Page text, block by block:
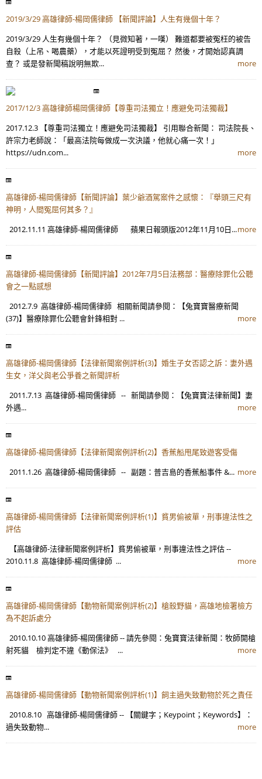
2019/3/29 高雄律師-楊岡儒律師 【新聞評論】人生有幾個十年？
2019/3/29 人生有幾個十年？ （見微知著，一嘆） 難道都要被冤枉的被告
自殺（上吊、喝農藥），才能以死證明受到冤屈？ 然後，才開始認真調
查？ 或是發新聞稿說明無欺...
more
2017/12/3 高雄律師楊岡儒律師【尊重司法獨立！應避免司法獨裁】
2017.12.3 【尊重司法獨立！應避免司法獨裁】 引用聯合新聞： 司法院長、
許宗力老師說：「最高法院每做成一次決議，他就心痛一次！」
https://udn.com...
more
高雄律師-楊岡儒律師【新聞評論】葉少爺酒駕案件之感懷：『舉頭三尺有
神明，人間冤屈何其多？』
2012.11.11 高雄律師-楊岡儒律師 蘋果日報頭版2012年11月10日...more
高雄律師-楊岡儒律師【新聞評論】2012年7月5日法務部：醫療除罪化公聽
會之一點感想
2012.7.9 高雄律師-楊岡儒律師 相關新聞請參閱：【兔寶寶醫療新聞
(37)】醫療除罪化公聽會針鋒相對 ...
more
高雄律師-楊岡儒律師【法律新聞案例評析(3)】婚生子女否認之訴：妻外遇
生女，洋父與老公爭養之新聞評析
2011.7.13 高雄律師-楊岡儒律師 -- 新聞請參閱：【兔寶寶法律新聞】妻
外遇...
more
高雄律師-楊岡儒律師【法律新聞案例評析(2)】香蕉船甩尾致遊客受傷
2011.1.26 高雄律師-楊岡儒律師 -- 副題：普吉島的香蕉船事件 &... more
高雄律師-楊岡儒律師【法律新聞案例評析(1)】貧男偷被單，刑事違法性之
評估
【高雄律師-法律新聞案例評析】貧男偷被單，刑事違法性之評估 --
2010.11.8 高雄律師-楊岡儒律師 ...
more
高雄律師-楊岡儒律師【動物新聞案例評析(2)】槍殺野貓，高雄地檢署檢方
為不起訴處分
2010.10.10 高雄律師-楊岡儒律師 -- 請先參閱：兔寶寶法律新聞：牧師開槍
射死貓 檢判定不違《動保法》 ...
more
高雄律師-楊岡儒律師【動物新聞案例評析(1)】飼主過失致動物於死之責任
2010.8.10 高雄律師-楊岡儒律師 -- 【關鍵字；Keypoint；Keywords】：
過失致動物...
more